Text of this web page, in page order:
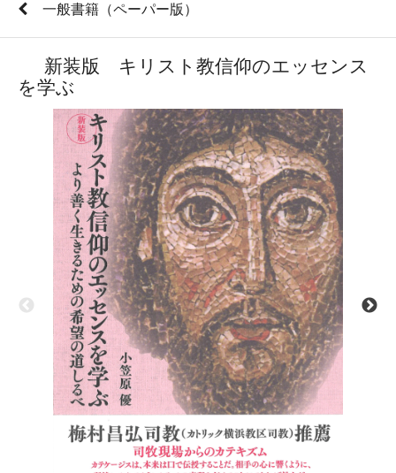
一般書籍（ペーパー版）
新装版 キリスト教信仰のエッセンス
を学ぶ